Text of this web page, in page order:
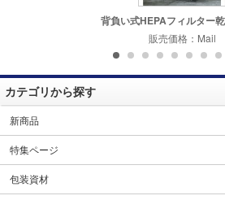
背負い式HEPAフィルター
販売価格：Mail
カテゴリから探す
新商品
特集ページ
包装資材